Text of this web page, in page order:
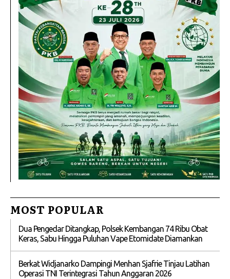
MOST POPULAR
Dua Pengedar Ditangkap, Polsek Kembangan 74 Ribu Obat
Keras, Sabu Hingga Puluhan Vape Etomidate Diamankan
Berkat Widjanarko Dampingi Menhan Sjafrie Tinjau Latihan
Operasi TNI Terintegrasi Tahun Anggaran 2026